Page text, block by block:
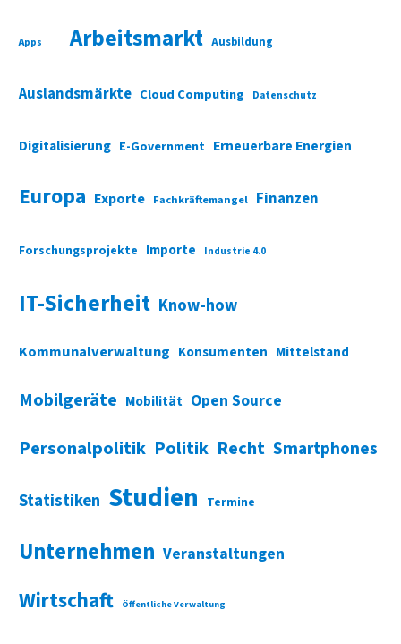
Apps Arbeitsmarkt Ausbildung
Auslandsmärkte Cloud Computing Datenschutz
Digitalisierung E-Government Erneuerbare Energien
Europa Exporte Fachkräftemangel Finanzen
Forschungsprojekte Importe Industrie 4.0
IT-Sicherheit Know-how
Kommunalverwaltung Konsumenten Mittelstand
Mobilgeräte Mobilität Open Source
Personalpolitik Politik Recht Smartphones
Statistiken Studien Termine
Unternehmen Veranstaltungen
Wirtschaft Öffentliche Verwaltung